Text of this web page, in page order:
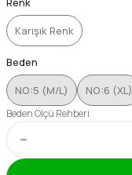
Karışık Renk
Beden
NO:5 (M/L)
NO:6 (XL)
Beden Ölçü Rehberi